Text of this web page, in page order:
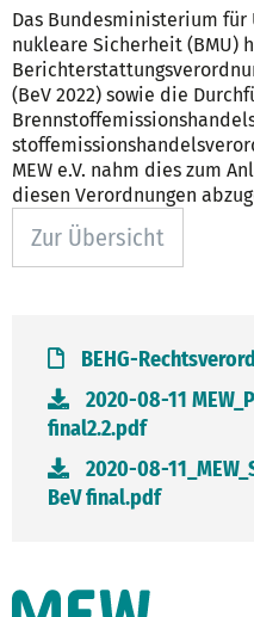
Das Bundesministerium für
nukleare Sicherheit (BMU)
(BeV 2022) sowie die
MEW e.V. nahm dies zum
diesen Verordnungen
Zur Übersicht
BEHG-
2020-08-11
final2.2.pdf
2020-08-
BeV final.pdf